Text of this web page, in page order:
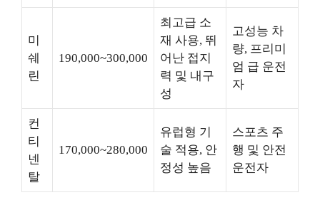
미
쉐
린
190,000~300,000
최고급 소
재 사용, 뛰
어난 접지
력 및 내구
성
고성능 차
량, 프리미
엄 급 운전
자
컨
티
넨
탈
170,000~280,000
유럽형 기
술 적용, 안
정성 높음
스포츠 주
행 및 안전
운전자